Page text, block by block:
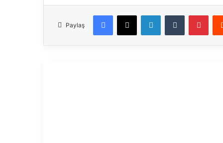
Paylaş